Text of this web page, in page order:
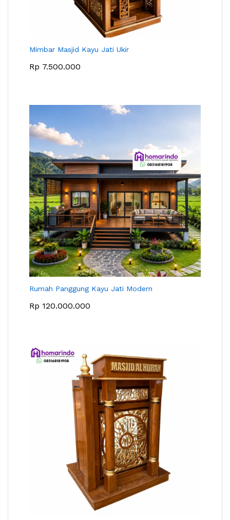
Mimbar Masjid Kayu Jati Ukir
Rp 7.500.000
Rumah Panggung Kayu Jati Modern
Rp 120.000.000